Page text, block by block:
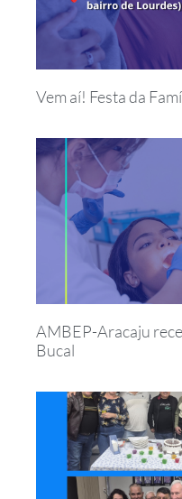
Vem aí! Festa da
AMBEP-Aracaju
Bucal